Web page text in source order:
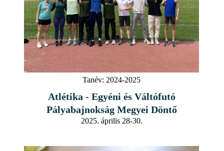
Tanév: 2024-2025
Atlétika - Egyéni és Váltófutó
Pályabajnokság Megyei Döntő
2025. április 28-30.